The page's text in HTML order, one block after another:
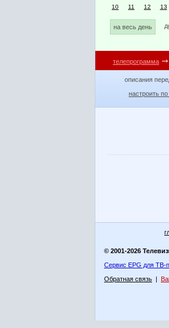
10 11 12 13
на весь день
телепрограмма
описания
настроить
© 2001-2026
Сервис EPG для ТВ-
Обратная связь |